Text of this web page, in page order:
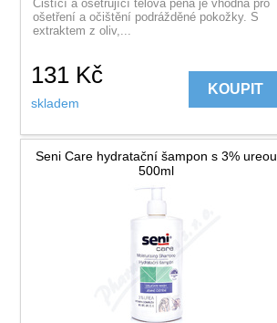
Čistící a ošetřující tělová pěna je vhodná pro
ošetření a očištění podrážděné pokožky. S
extraktem z oliv,...
131 Kč
skladem
KOUPIT
Seni Care hydratační šampon s 3% ureou
500ml